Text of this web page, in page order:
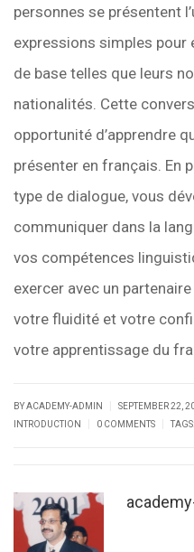
personnes se présentent
expressions simples
de base telles que leurs
nationalités. Cette
opportunité d’apprendre
présenter en français. En
type de dialogue, vous
communiquer dans la
vos compétences
exercer avec un
votre fluidité et votre
votre apprentissage du
BY ACADEMY-ADMIN SEPTEMBER 22,
INTRODUCTION
0 COMMENTS TAGS: